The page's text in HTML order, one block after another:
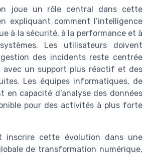
joue un rôle central dans cette
expliquant comment l’intelligence
à la sécurité, à la performance et à
Les utilisateurs doivent
des incidents reste centrée
avec un support plus réactif et des
Les équipes informatiques, de
en capacité d’analyse des données
pour des activités à plus forte
inscrire cette évolution dans une
de transformation numérique,